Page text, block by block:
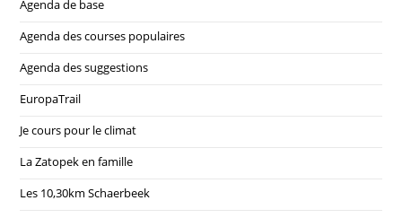
Agenda de base
Agenda des courses populaires
Agenda des suggestions
EuropaTrail
Je cours pour le climat
La Zatopek en famille
Les 10,30km Schaerbeek